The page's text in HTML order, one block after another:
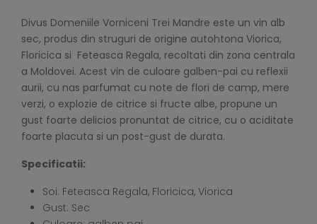
Divus Domeniile Vorniceni Trei Mandre este un vin alb
sec, produs din struguri de origine autohtona Viorica,
Floricica si Feteasca Regala, recoltati din zona centrala
a Moldovei. Acest vin de culoare galben-pai cu reflexii
aurii, cu nas parfumat cu note de flori de camp, mere
verzi, o explozie de citrice si fructe albe, propune un
gust foarte delicios pronuntat de citrice, cu o aciditate
foarte placuta si un post-gust de durata.
Specificatii:
Soi: Feteasca Regala, Floricica, Viorica
Gust: Sec